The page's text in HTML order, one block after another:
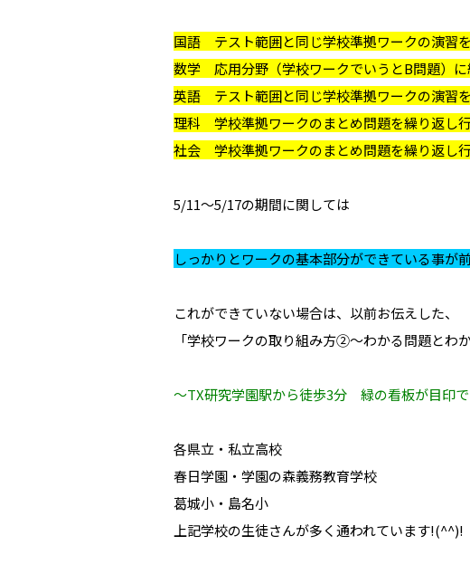
国語 テスト範囲と同じ学校準拠ワークの演習を
数学 応用分野（学校ワークでいうとB問題）に
英語 テスト範囲と同じ学校準拠ワークの演習を
理科 学校準拠ワークのまとめ問題を繰り返し
社会 学校準拠ワークのまとめ問題を繰り返し
5/11～5/17の期間に関しては
しっかりとワークの基本部分ができている事が
これができていない場合は、以前お伝えした、
「学校ワークの取り組み方②～わかる問題とわ
～TX研究学園駅から徒歩3分 緑の看板が目印
各県立・私立高校
春日学園・学園の森義務教育学校
葛城小・島名小
上記学校の生徒さんが多く通われています!(^^)!